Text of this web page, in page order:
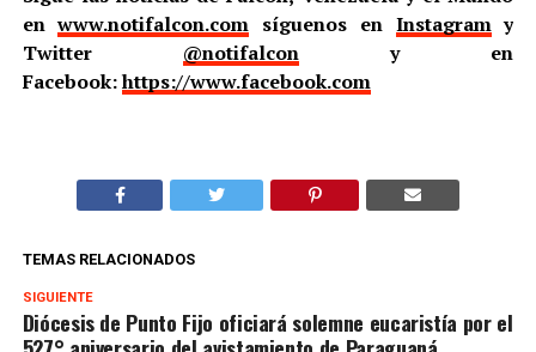
enwww.notifalcon.com síguenos en Instagramy
Twitter @notifalcony en
Facebook:https://www.facebook.com
TEMAS RELACIONADOS
SIGUIENTE
Diócesis de Punto Fijo oficiará solemne eucaristía por el